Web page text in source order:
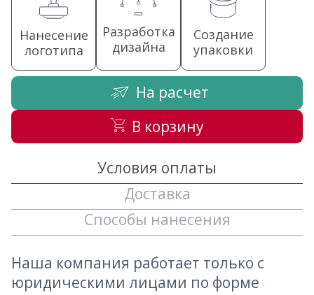
Нанесение
логотипа
Разработка
дизайна
Создание
упаковки
На расчет
В корзину
Условия оплаты
Доставка
Способы нанесения
Наша компания работает только с
юридическими лицами по форме